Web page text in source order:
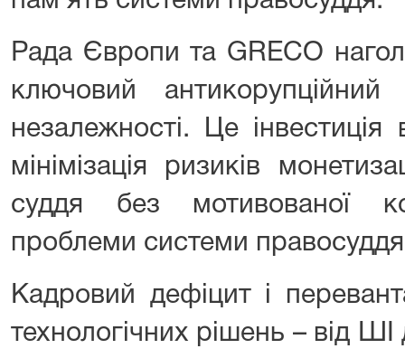
Рада Європи та GRECO
ключовий
незалежності. Це інвестиція
мінімізація ризиків
суддя без мотивованої
проблеми системи
Кадровий дефіцит і
технологічних рішень – від ШІ